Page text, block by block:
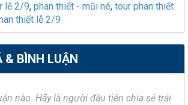
lễ 2/9, phan thiết - mũi né, tour phan thiết
thiết lễ 2/9
BÌNH LUẬN
nào. Hãy là người đầu tiên chia sẻ trải